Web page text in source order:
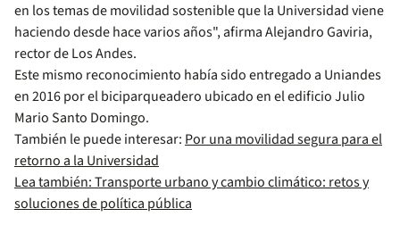
en los temas de movilidad sostenible que la Universidad viene
haciendo desde hace varios años", afirma Alejandro Gaviria,
rector de Los Andes.
Este mismo reconocimiento había sido entregado a Uniandes
en 2016 por el biciparqueadero ubicado en el edificio Julio
Mario Santo Domingo.
También le puede interesar: Por una movilidad segura para el
retorno a la Universidad
Lea también: Transporte urbano y cambio climático: retos y
soluciones de política pública